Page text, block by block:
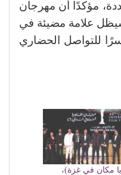
مؤكدًا أن مهرجان
سيظل علامة مضيئة في
للتواصل الحضاري
مكان في غزة)،